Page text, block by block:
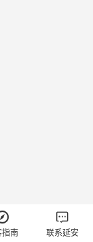
指南

联系延安